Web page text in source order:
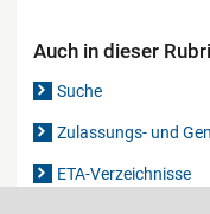
Auch in dieser
Suche
Zulassungs- und
ETA-Verzeichnisse